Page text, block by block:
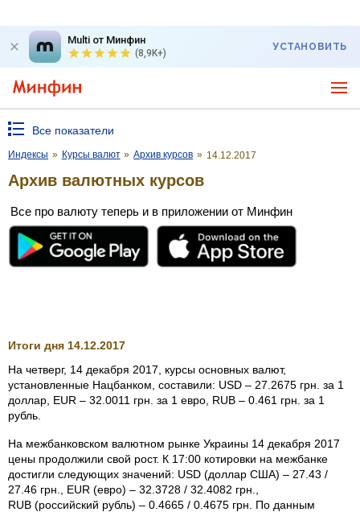
Multi от Минфин
(8,9K+)
УСТАНОВИТЬ
Все показатели
Индексы » Курсы валют » Архив курсов » 14.12.2017
Архив валютных курсов
Все про валюту теперь и в приложении от Минфин
Итоги дня 14.12.2017
На четверг, 14 декабря 2017, курсы основных валют,
установленные Нацбанком, составили: USD – 27.2675 грн. за 1
доллар, EUR – 32.0011 грн. за 1 евро, RUB – 0.461 грн. за 1
рубль.
На межбанковском валютном рынке Украины 14 декабря 2017
цены продолжили свой рост. К 17:00 котировки на межбанке
достигли следующих значений: USD (доллар США) – 27.43 /
27.46 грн., EUR (евро) – 32.3728 / 32.4082 грн.,
RUB (российский рубль) – 0.4665 / 0.4675 грн. По данным